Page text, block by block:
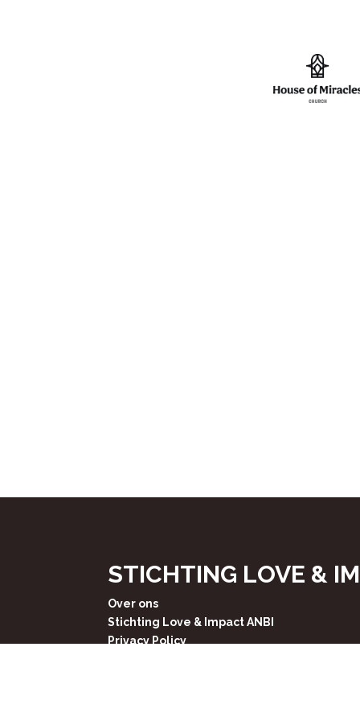
STICHTING LOVE &
Over ons
Stichting Love & Impact ANBI
Privacy Policy